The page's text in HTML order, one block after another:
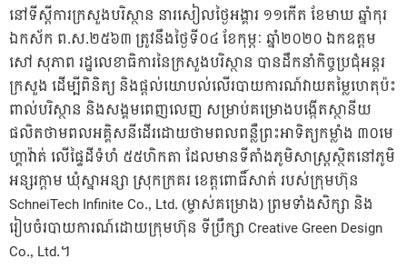
នៅទីស្តីការក្រសួងបរិស្ថាន នារសៀលថ្ងៃអង្គារ ១១កើត ខែមាឃ ឆ្នាំកុរ
ឯកស័ក ព.ស.២៥៦៣ ត្រូវនឹងថ្ងៃទី០៤ ខែកុម្ភៈ ឆ្នាំ២០២០ ឯកឧត្តម
សៅ សុភាព រដ្ឋលេខាធិការនៃក្រសួងបរិស្ថាន បានដឹកនាំកិច្ចប្រជុំអន្តរ
ក្រសួង ដើម្បីពិនិត្យ និងផ្តល់យោបល់លើរបាយការណ៍វាយតម្លៃហេតុប៉ះ
ពាល់បរិស្ថាន និងសង្គមពេញលេញ សម្រាប់គម្រោងបង្កើតស្ថានីយ
ផលិតថាមពលអគ្គិសនីដើរដោយថាមពលពន្លឺព្រះអាទិត្យកម្លាំង ៣០មេ
ហ្គាវ៉ាត់ លើផ្ទៃដីទំហំ ៥៥ហិកតា ដែលមានទីតាំងភូមិសាស្រ្តស្ថិតនៅភូមិ
អន្សរក្តាម ឃុំស្នាអន្សា ស្រុកក្រគរ ខេត្តពោធិ៍សាត់ របស់ក្រុមហ៊ុន
SchneiTech Infinite Co., Ltd. (ម្ចាស់គម្រោង) ព្រមទាំងសិក្សា និង
រៀបចំរបាយការណ៍ដោយក្រុមហ៊ុន ទីប្រឹក្សា Creative Green Design
Co., Ltd.។